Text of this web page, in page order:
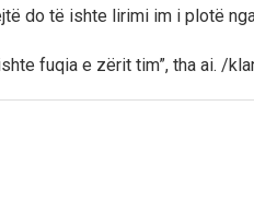
do të ishte lirimi im i plotë
fuqia e zërit tim”, tha ai. /